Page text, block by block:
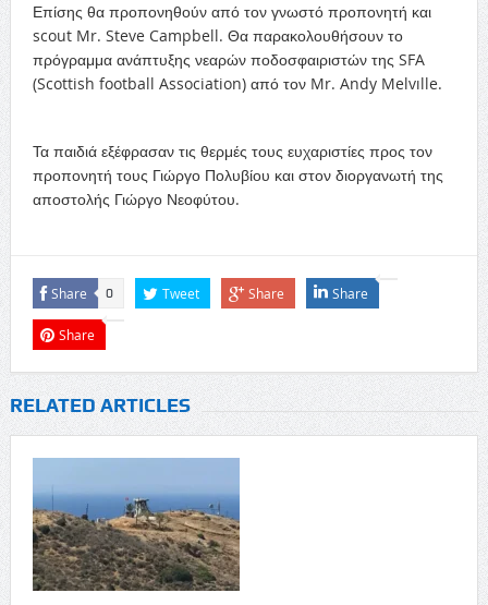
Επίσης θα προπονηθούν από τον γνωστό προπονητή και
scout Mr. Steve Campbell. Θα παρακολουθήσουν το
πρόγραμμα ανάπτυξης νεαρών ποδοσφαιριστών της SFA
(Scottish football Association) από τον Mr. Andy Melvılle.
Τα παιδιά εξέφρασαν τις θερμές τους ευχαριστίες προς τον
προπονητή τους Γιώργο Πολυβίου και στον διοργανωτή της
αποστολής Γιώργο Νεοφύτου.
Share 0 Tweet Share Share
Share
RELATED ARTICLES